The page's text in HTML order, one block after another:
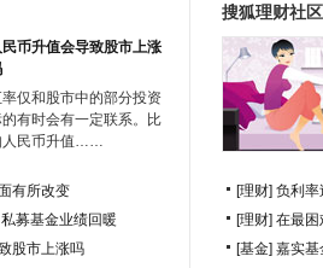
民币升值会导致股市上涨
仅和股市中的部分投资
有时会有一定联系。比
人民币升值……
有所改变
募基金业绩回暖
股市上涨吗
搜狐理财社
[理财] 负利率
[理财] 在最困
[基金] 嘉实基